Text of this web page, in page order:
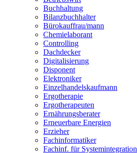
Buchhaltung
Bilanzbuchhalter
Bürokauffrau/mann
Chemielaborant
Controlling
Dachdecker
Digitalisierung
Disponent
Elektroniker
Einzelhandelskaufmann
Ergotherapie
Ergotherapeuten
Ernährungsberater
Erneuerbare Energien
Erzieher
Fachinformatiker
Fachinf. für Systemintegration